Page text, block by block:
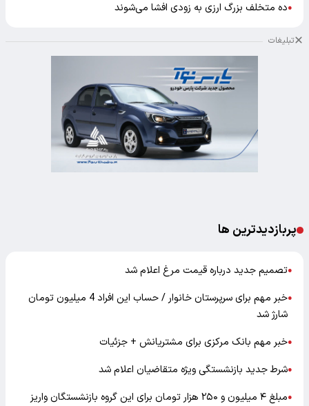
●ده متخلف بزرگ ارزی به زودی افشا می‌شوند
تبلیغات
پربازدیدترین ها
●تصمیم جدید درباره قیمت مرغ اعلام شد
●
خبر مهم برای سرپرستان خانوار / حساب این افراد 4 میلیون تومان
شارژ شد
●خبر مهم بانک مرکزی برای مشتریانش + جزئیات
●شرط جدید بازنشستگی ویژه متقاضیان اعلام شد
●
مبلغ ۴ میلیون و ۲۵۰ هزار تومان برای این گروه بازنشستگان واریز